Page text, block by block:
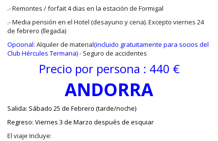
.- Remontes / forfait 4 dias en la estación de Formigal
.- Media pensión en el Hotel (desayuno y cena). Excepto viernes 24
de febrero (llegada)
Opcional: Alquiler de material(incluido gratuitamente para socios del
Club Hércules Termaria)- Seguro de accidentes
Precio por persona : 440 €
ANDORRA
Salida: Sábado 25 de Febrero (tarde/noche)
Regreso: Viernes 3 de Marzo después de esquiar
El viaje Incluye: